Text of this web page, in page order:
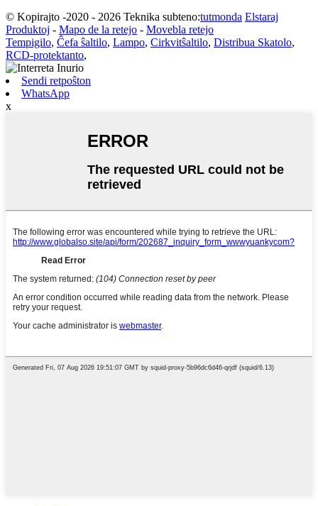
© Kopirajto -2020 - 2026 Teknika subteno:tutmonda Elstaraj
Produktoj - Mapo de la retejo - Movebla retejo
Tempigilo, Ĉefa ŝaltilo, Lampo, Cirkvitŝaltilo, Distribua Skatolo,
RCD-protektanto,
Sendi retpoŝton
WhatsApp
x